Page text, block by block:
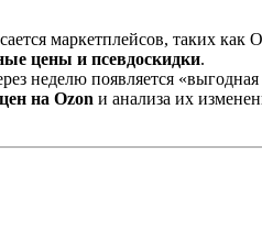
маркетплейсов, таких
цены и псевдоскидки.
неделю появляется
на Ozon и анализа их